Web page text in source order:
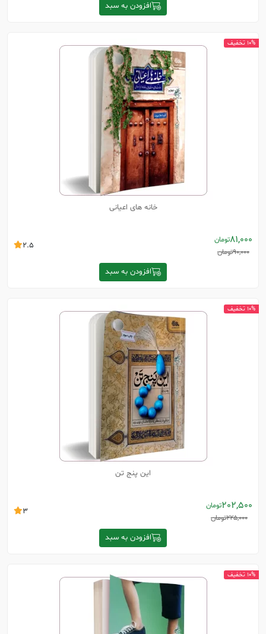
افزودن به سبد
خانه های اعیانی
81,000تومان
90,000تومان
2.5
افزودن به سبد
10% تخفیف
این پنج تن
202,500تومان
225,000تومان
3
افزودن به سبد
10% تخفیف
10% تخفیف